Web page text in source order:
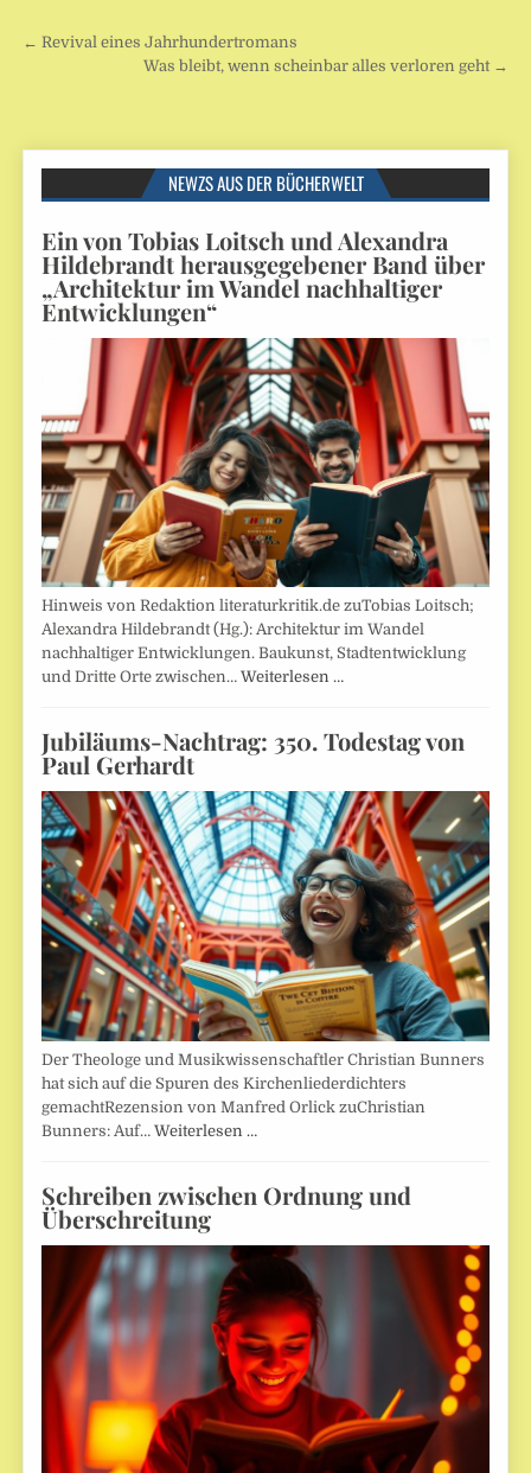
Beitragsnavigation
← Revival eines Jahrhundertromans
Was bleibt, wenn scheinbar alles verloren geht →
NEWZS AUS DER BÜCHERWELT
Ein von Tobias Loitsch und Alexandra
Hildebrandt herausgegebener Band über
„Architektur im Wandel nachhaltiger
Entwicklungen“
Hinweis von Redaktion literaturkritik.de zuTobias Loitsch;
Alexandra Hildebrandt (Hg.): Architektur im Wandel
nachhaltiger Entwicklungen. Baukunst, Stadtentwicklung
und Dritte Orte zwischen…Weiterlesen …
Jubiläums-Nachtrag: 350. Todestag von
Paul Gerhardt
Der Theologe und Musikwissenschaftler Christian Bunners
hat sich auf die Spuren des Kirchenliederdichters
gemachtRezension von Manfred Orlick zuChristian
Bunners: Auf…Weiterlesen …
Schreiben zwischen Ordnung und
Überschreitung